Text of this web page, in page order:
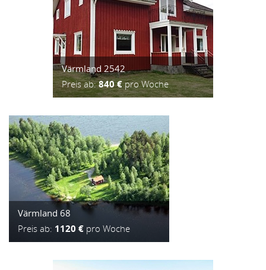
Värmland 2542
Preis ab:840 €pro Woche
Värmland 68
Preis ab: 1120 € pro Woche